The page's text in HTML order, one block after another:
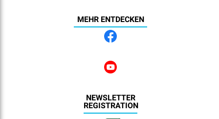
MEHR ENTDECKEN
NEWSLETTER
REGISTRATION